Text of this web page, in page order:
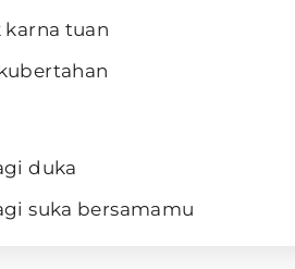
karna tuan
duka
suka bersamamu